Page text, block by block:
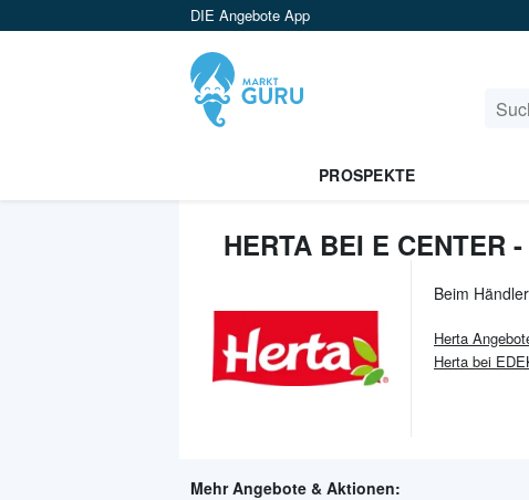
DIE Angebote App
PROSPEKTE
HERTA BEI E CENTER
Beim Händler
Herta
Herta bei
Mehr Angebote & Aktionen: